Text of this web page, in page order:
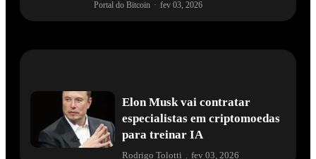
Portal do Bitcoin · fev 03, 2026
Elon Musk vai contratar
especialistas em criptomoedas
para treinar IA
Rodrigo Tolotti fev 03, 2026